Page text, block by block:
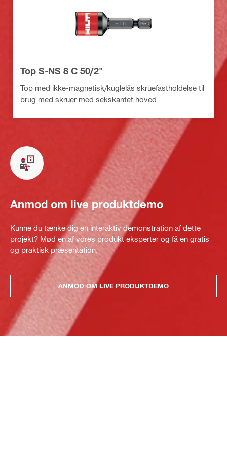
Top S-NS 8 C 50/2"
Top med ikke-magnetisk/kuglelås skruefastholdelse til
brug med skruer med sekskantet hoved
Anmod om live produktdemo
Kunne du tænke dig en interaktiv demonstration af dette
projekt? Mød en af vores produkt eksperter og få en gratis
og praktisk præsentation.
ANMOD OM LIVE PRODUKTDEMO